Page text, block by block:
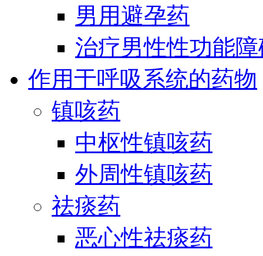
男用避孕药
治疗男性性功能
作用于呼吸系统的药物
镇咳药
中枢性镇咳药
外周性镇咳药
祛痰药
恶心性祛痰药